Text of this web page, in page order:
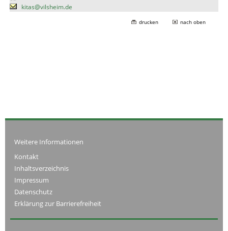
kitas@vilsheim.de
drucken nach oben
Weitere Informationen
Kontakt
Inhaltsverzeichnis
Impressum
Datenschutz
Erklärung zur Barrierefreiheit